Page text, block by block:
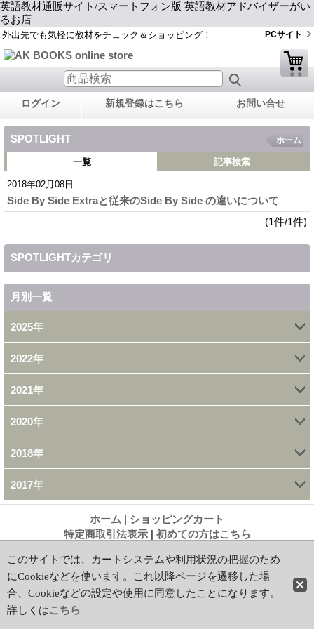
英語教材通販サイト/スマートフォン版 英語教材アドバイザーがい
るお店
外出先でも気軽に教材をチェック＆ショッピング！ PCサイト
ログイン 新規登録はこちら お問い合せ
SPOTLIGHT ホーム
一覧 記事検索
2018年02月08日
Side By Side Extraと従来のSide By Side の違いについて
(1件/1件)
SPOTLIGHTカテゴリ
月別一覧
2025年
7月 (1)
2022年
7月 (1)
2021年
10月 (1)
2020年
8月 (1)
7月 (4)
2018年
7月 (2)
2月 (1)
2017年
8月 (2)
ホーム | ショッピングカート
特定商取引法表示 | 初めての方はこちら
Copyright(c)2012 AK Books. All Rights Reserved
このサイトでは、カートシステムや利用状況の把握のため
にCookieなどを使います。これ以降ページを遷移した場
合、Cookieなどの設定や使用に同意したことになります。
詳しくはこちら